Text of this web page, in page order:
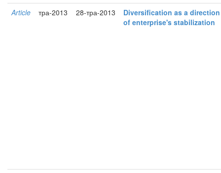
Article
тра-2013 28-тра-2013
Diversification as a direction
of enterprise's stabilization